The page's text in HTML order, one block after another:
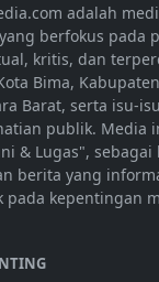
adalah
berfokus pada
kritis, dan
Bima,
Barat, serta isu-
publik. Media
& Lugas", sebagai
berita yang
pada kepentingan